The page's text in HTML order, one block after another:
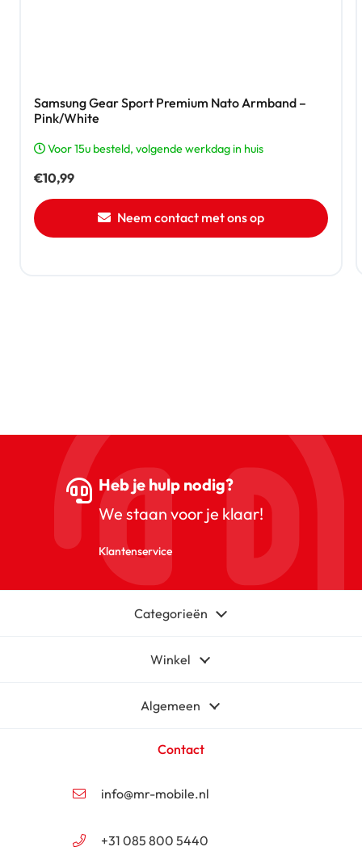
Samsung Gear Sport Premium Nato Armband –
Pink/White
Voor 15u besteld, volgende werkdag in huis
€10,99
Neem contact met ons op
Heb je hulp nodig?
We staan voor je klaar!
Klantenservice
Categorieën
Winkel
Algemeen
Contact
info@mr-mobile.nl
+31 085 800 5440